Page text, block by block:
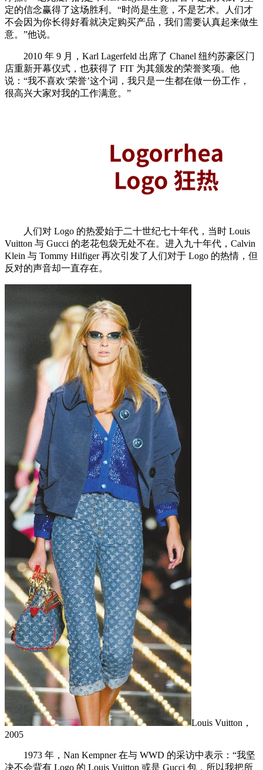
定的信念赢得了这场胜利。“时尚是生意，不是艺术。人们才
不会因为你长得好看就决定购买产品，我们需要认真起来做生
意。”他说。
2010 年 9 月，Karl Lagerfeld 出席了 Chanel 纽约苏豪区门
店重新开幕仪式，也获得了 FIT 为其颁发的荣誉奖项。他
说：“我不喜欢‘荣誉’这个词，我只是一生都在做一份工作，
很高兴大家对我的工作满意。”
人们对 Logo 的热爱始于二十世纪七十年代，当时 Louis
Vuitton 与 Gucci 的老花包袋无处不在。进入九十年代，Calvin
Klein 与 Tommy Hilfiger 再次引发了人们对于 Logo 的热情，但
反对的声音却一直存在。
Louis Vuitton，
2005
1973 年，Nan Kempner 在与 WWD 的采访中表示：“我坚
决不会背有 Logo 的 Louis Vuitton 或是 Gucci 包，所以我把所